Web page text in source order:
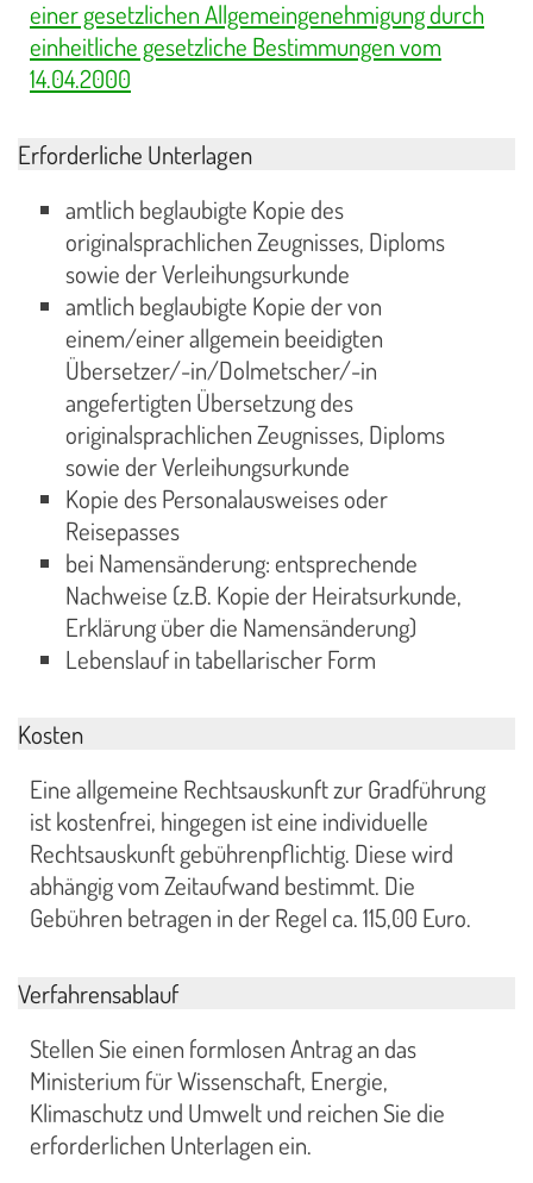
einer gesetzlichen Allgemeingenehmigung durch
einheitliche gesetzliche Bestimmungen vom
14.04.2000
Erforderliche Unterlagen
amtlich beglaubigte Kopie des
originalsprachlichen Zeugnisses, Diploms
sowie der Verleihungsurkunde
amtlich beglaubigte Kopie der von
einem/einer allgemein beeidigten
Übersetzer/-in/Dolmetscher/-in
angefertigten Übersetzung des
originalsprachlichen Zeugnisses, Diploms
sowie der Verleihungsurkunde
Kopie des Personalausweises oder
Reisepasses
bei Namensänderung: entsprechende
Nachweise (z.B. Kopie der Heiratsurkunde,
Erklärung über die Namensänderung)
Lebenslauf in tabellarischer Form
Kosten
Eine allgemeine Rechtsauskunft zur Gradführung
ist kostenfrei, hingegen ist eine individuelle
Rechtsauskunft gebührenpflichtig. Diese wird
abhängig vom Zeitaufwand bestimmt. Die
Gebühren betragen in der Regel ca. 115,00 Euro.
Verfahrensablauf
Stellen Sie einen formlosen Antrag an das
Ministerium für Wissenschaft, Energie,
Klimaschutz und Umwelt und reichen Sie die
erforderlichen Unterlagen ein.